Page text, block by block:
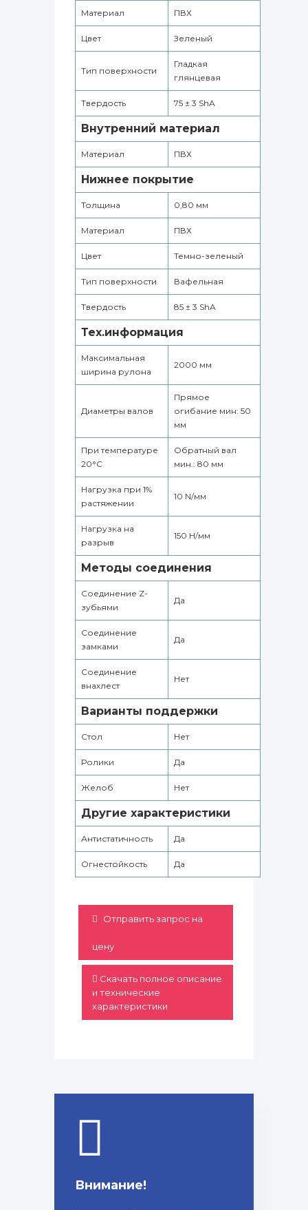
Материал ПВХ
Цвет Зеленый
Тип поверхности
Гладкая
глянцевая
Твердость 75 ± 3 ShA
Внутренний материал
Материал ПВХ
Нижнее покрытие
Толщина 0,80 мм
Материал ПВХ
Цвет Темно-зеленый
Тип поверхности Вафельная
Твердость 85 ± 3 ShA
Тех.информация
Максимальная
ширина рулона
2000 мм
Диаметры валов
Прямое
огибание мин: 50
мм
При температуре
20°С
Обратный вал
мин.: 80 мм
Нагрузка при 1%
растяжении
10 N/мм
Нагрузка на
разрыв
150 Н/мм
Методы соединения
Соединение Z-
зубьями
Да
Соединение
замками
Да
Соединение
внахлест
Нет
Варианты поддержки
Стол Нет
Ролики Да
Желоб Нет
Другие характеристики
Антистатичность Да
Огнестойкость Да
Отправить запрос на
цену
Скачать полное описание
и технические
характеристики
Внимание!